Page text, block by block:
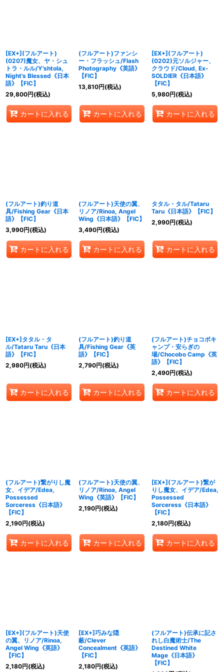
[EX+](フルアート)
(0207)魔女、ヤ・シュ
トラ・ルル/Y'shtola,
Night's Blessed《日本
語》【FIC】
29,800円(税込)
カートに入れる
(フルアート)ファンシ
ー・フラッシュ/Flash
Photography《英語》
【FIC】
13,810円(税込)
カートに入れる
[EX+](フルアート)
(0202)元ソルジャー、
クラウド/Cloud, Ex-
SOLDIER《日本語》
【FIC】
5,980円(税込)
カートに入れる
(フルアート)釣り道
具/Fishing Gear《日本
語》【FIC】
3,990円(税込)
カートに入れる
(フルアート)天使の翼、
リノア/Rinoa, Angel
Wing《日本語》【FIC】
3,490円(税込)
カートに入れる
タタル・タル/Tataru
Taru《日本語》【FIC】
2,990円(税込)
カートに入れる
[EX+]タタル・タ
ル/Tataru Taru《日本
語》【FIC】
2,980円(税込)
カートに入れる
(フルアート)釣り道
具/Fishing Gear《英
語》【FIC】
2,790円(税込)
カートに入れる
(フルアート)チョコボキ
ャンプ・安らぎの
場/Chocobo Camp《英
語》【FIC】
2,490円(税込)
カートに入れる
(フルアート)繋がりし魔
女、イデア/Edea,
Possessed
Sorceress《日本語》
【FIC】
2,190円(税込)
カートに入れる
(フルアート)天使の翼、
リノア/Rinoa, Angel
Wing《英語》【FIC】
2,190円(税込)
カートに入れる
[EX+](フルアート)繋が
りし魔女、イデア/Edea,
Possessed
Sorceress《日本語》
【FIC】
2,180円(税込)
カートに入れる
[EX+](フルアート)天使
の翼、リノア/Rinoa,
Angel Wing《英語》
【FIC】
2,180円(税込)
[EX+]巧みな隠
蔽/Clever
Concealment《英語》
【FIC】
2,180円(税込)
(フルアート)伝承に記さ
れし白魔術士/The
Destined White
Mage《日本語》
【FIC】